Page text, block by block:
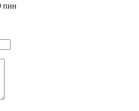
пин